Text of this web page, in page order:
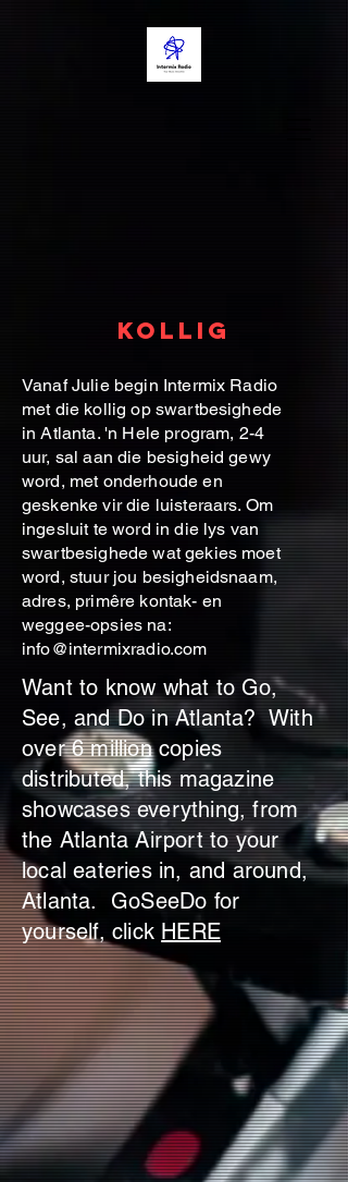
Kollig
Vanaf Julie begin Intermix Radio
met die kollig op swartbesighede
in Atlanta. 'n Hele program, 2-4
uur, sal aan die besigheid gewy
word, met onderhoude en
geskenke vir die luisteraars. Om
ingesluit te word in die lys van
swartbesighede wat gekies moet
word, stuur jou besigheidsnaam,
adres, primêre kontak- en
weggee-opsies na:
info@intermixradio.com
Want to know what to Go,
See, and Do in Atlanta? With
over 6 million copies
distributed, this magazine
showcases everything, from
the Atlanta Airport to your
local eateries in, and around,
Atlanta. GoSeeDo for
yourself, click HERE